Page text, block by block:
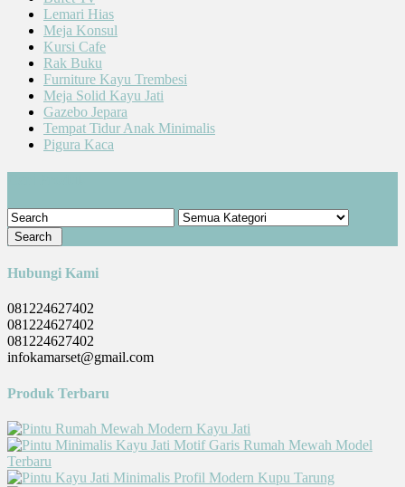
Lemari Hias
Meja Konsul
Kursi Cafe
Rak Buku
Furniture Kayu Trembesi
Meja Solid Kayu Jati
Gazebo Jepara
Tempat Tidur Anak Minimalis
Pigura Kaca
Hubungi Kami
081224627402
081224627402
081224627402
infokamarset@gmail.com
Produk Terbaru